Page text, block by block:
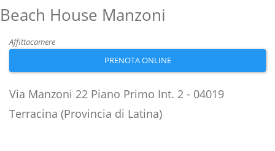
Beach House Manzoni
Affittacamere
PRENOTA ONLINE
Via Manzoni 22 Piano Primo Int. 2 - 04019
Terracina (Provincia di Latina)